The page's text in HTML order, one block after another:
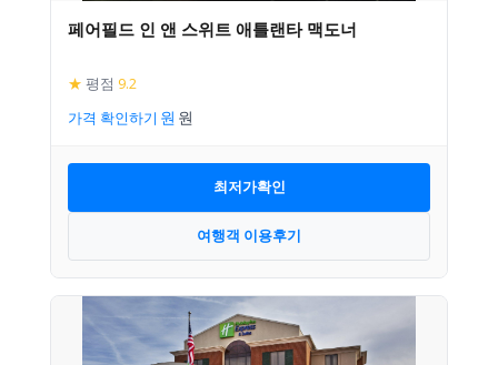
페어필드 인 앤 스위트 애틀랜타 맥도너
★ 평점 9.2
가격 확인하기
최저가확인
여행객 이용후기